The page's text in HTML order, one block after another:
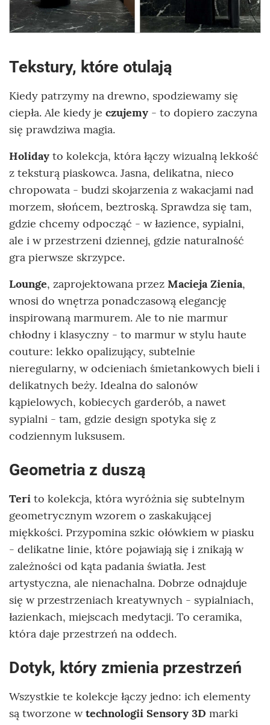
Tekstury, które otulają
Kiedy patrzymy na drewno, spodziewamy się
ciepła. Ale kiedy je czujemy - to dopiero zaczyna
się prawdziwa magia.
Holiday to kolekcja, która łączy wizualną lekkość
z teksturą piaskowca. Jasna, delikatna, nieco
chropowata - budzi skojarzenia z wakacjami nad
morzem, słońcem, beztroską. Sprawdza się tam,
gdzie chcemy odpocząć - w łazience, sypialni,
ale i w przestrzeni dziennej, gdzie naturalność
gra pierwsze skrzypce.
Lounge, zaprojektowana przez Macieja Zienia,
wnosi do wnętrza ponadczasową elegancję
inspirowaną marmurem. Ale to nie marmur
chłodny i klasyczny - to marmur w stylu haute
couture: lekko opalizujący, subtelnie
nieregularny, w odcieniach śmietankowych bieli i
delikatnych beży. Idealna do salonów
kąpielowych, kobiecych garderób, a nawet
sypialni - tam, gdzie design spotyka się z
codziennym luksusem.
Geometria z duszą
Teri to kolekcja, która wyróżnia się subtelnym
geometrycznym wzorem o zaskakującej
miękkości. Przypomina szkic ołówkiem w piasku
- delikatne linie, które pojawiają się i znikają w
zależności od kąta padania światła. Jest
artystyczna, ale nienachalna. Dobrze odnajduje
się w przestrzeniach kreatywnych - sypialniach,
łazienkach, miejscach medytacji. To ceramika,
która daje przestrzeń na oddech.
Dotyk, który zmienia przestrzeń
Wszystkie te kolekcje łączy jedno: ich elementy
są tworzone wtechnologii Sensory 3D marki